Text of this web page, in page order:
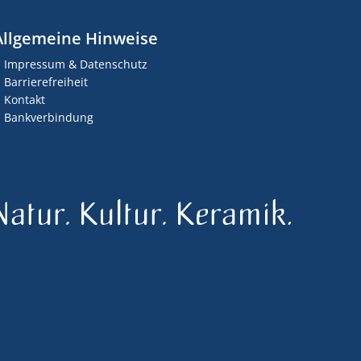
Hinweise
Impressum & Datenschutz
Barrierefreiheit
Kontakt
Bankverbindung